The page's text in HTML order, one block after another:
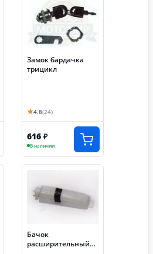
Замок бардачка
трицикл
★4.8(24)
616 ₽
В наличии
Бачок
расширительный